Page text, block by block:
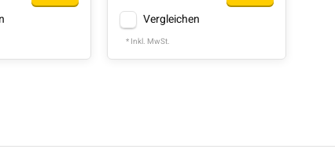
Vergleichen
* Inkl. MwSt.